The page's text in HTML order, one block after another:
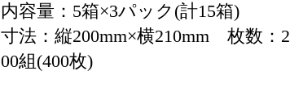
内容量：5箱×3パック(計15箱)
寸法：縦200mm×横210mm 枚数：2
00組(400枚)